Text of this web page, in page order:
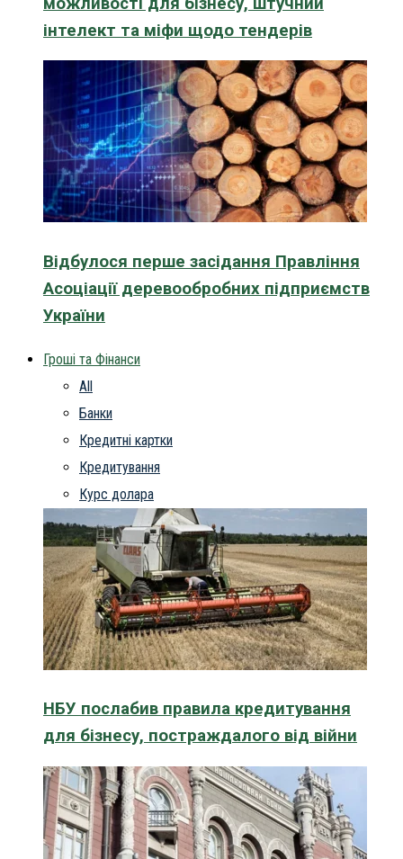
інтелект та міфи щодо тендерів
Відбулося перше засідання Правління
Асоціації деревообробних підприємств
України
Гроші та Фінанси
All
Банки
Кредитні картки
Кредитування
Курс долара
НБУ послабив правила кредитування
для бізнесу, постраждалого від війни